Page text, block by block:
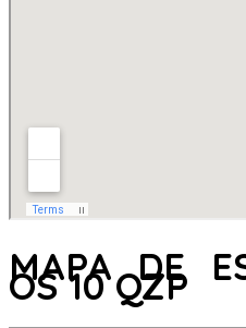
MAPA DE
OS 10 QZP